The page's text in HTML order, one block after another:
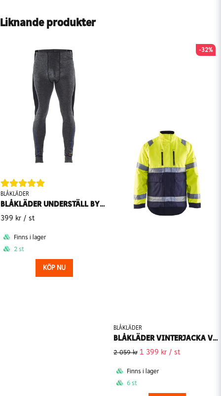
Liknande produkter
BLÅKLÄDER
BLÅKLÄDER UNDERSTÄLL BYXA WARM 1849 1732
399 kr / st
Finns i lager
2 st
KÖP NU
BLÅKLÄDER
BLÅKLÄDER VINTERJACKA VARSEL 4827-1977
2 059 kr 1 399 kr / st
Finns i lager
6 st
-32%